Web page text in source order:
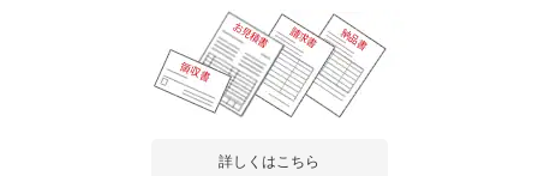
詳しくはこちら